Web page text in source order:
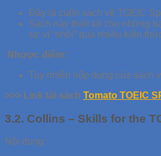
Đây là cuốn sách về TOEIC
Sách này thiết kế cho những
sợ vì “nhồi” quá nhiều kiến
Nhược điểm:
Tuy nhiên nộp dung của sách
>>> Link tải sách Tomato TOEIC
3.2. Collins – Skills for the
Nội dung: